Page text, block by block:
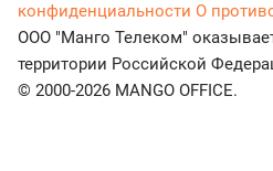
конфиденциальности О
ООО "Манго Телеком"
территории Российской
© 2000-2026 MANGO OFFICE.